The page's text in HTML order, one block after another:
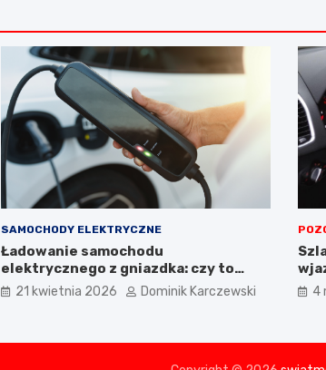
SAMOCHODY ELEKTRYCZNE
Ładowanie samochodu
elektrycznego z gniazdka: czy to
bezpieczne i kiedy warto użyć stacji
21 kwietnia 2026 Dominik Karczewski 4